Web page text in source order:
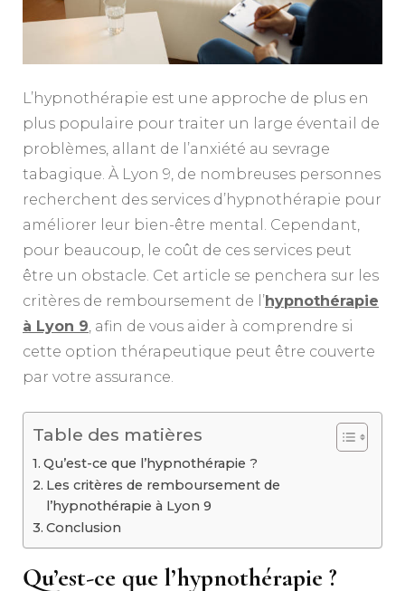
L’hypnothérapie est une approche de plus en
plus populaire pour traiter un large éventail de
problèmes, allant de l’anxiété au sevrage
tabagique. À Lyon 9, de nombreuses personnes
recherchent des services d’hypnothérapie pour
améliorer leur bien-être mental. Cependant,
pour beaucoup, le coût de ces services peut
être un obstacle. Cet article se penchera sur les
critères de remboursement de l’hypnothérapie
à Lyon 9, afin de vous aider à comprendre si
cette option thérapeutique peut être couverte
par votre assurance.
Table des matières
Qu’est-ce que l’hypnothérapie ?
Les critères de remboursement de
l’hypnothérapie à Lyon 9
Conclusion
Qu’est-ce que l’hypnothérapie ?